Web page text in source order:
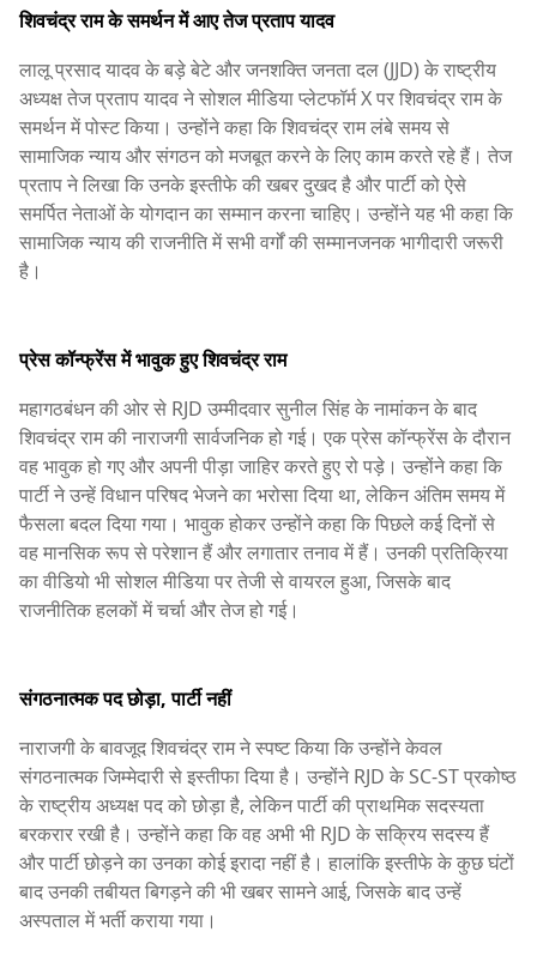
शिवचंद्र राम के समर्थन में आए तेज प्रताप यादव
लालू प्रसाद यादव के बड़े बेटे और जनशक्ति जनता दल (JJD) के राष्ट्रीय
अध्यक्ष तेज प्रताप यादव ने सोशल मीडिया प्लेटफॉर्म X पर शिवचंद्र राम के
समर्थन में पोस्ट किया। उन्होंने कहा कि शिवचंद्र राम लंबे समय से
सामाजिक न्याय और संगठन को मजबूत करने के लिए काम करते रहे हैं। तेज
प्रताप ने लिखा कि उनके इस्तीफे की खबर दुखद है और पार्टी को ऐसे
समर्पित नेताओं के योगदान का सम्मान करना चाहिए। उन्होंने यह भी कहा कि
सामाजिक न्याय की राजनीति में सभी वर्गों की सम्मानजनक भागीदारी जरूरी
है।
प्रेस कॉन्फ्रेंस में भावुक हुए शिवचंद्र राम
महागठबंधन की ओर से RJD उम्मीदवार सुनील सिंह के नामांकन के बाद
शिवचंद्र राम की नाराजगी सार्वजनिक हो गई। एक प्रेस कॉन्फ्रेंस के दौरान
वह भावुक हो गए और अपनी पीड़ा जाहिर करते हुए रो पड़े। उन्होंने कहा कि
पार्टी ने उन्हें विधान परिषद भेजने का भरोसा दिया था, लेकिन अंतिम समय में
फैसला बदल दिया गया। भावुक होकर उन्होंने कहा कि पिछले कई दिनों से
वह मानसिक रूप से परेशान हैं और लगातार तनाव में हैं। उनकी प्रतिक्रिया
का वीडियो भी सोशल मीडिया पर तेजी से वायरल हुआ, जिसके बाद
राजनीतिक हलकों में चर्चा और तेज हो गई।
संगठनात्मक पद छोड़ा, पार्टी नहीं
नाराजगी के बावजूद शिवचंद्र राम ने स्पष्ट किया कि उन्होंने केवल
संगठनात्मक जिम्मेदारी से इस्तीफा दिया है। उन्होंने RJD के SC-ST प्रकोष्ठ
के राष्ट्रीय अध्यक्ष पद को छोड़ा है, लेकिन पार्टी की प्राथमिक सदस्यता
बरकरार रखी है। उन्होंने कहा कि वह अभी भी RJD के सक्रिय सदस्य हैं
और पार्टी छोड़ने का उनका कोई इरादा नहीं है। हालांकि इस्तीफे के कुछ घंटों
बाद उनकी तबीयत बिगड़ने की भी खबर सामने आई, जिसके बाद उन्हें
अस्पताल में भर्ती कराया गया।